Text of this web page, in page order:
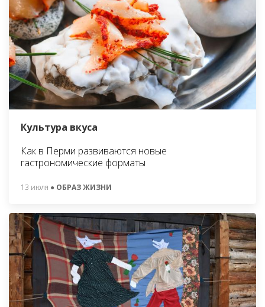
Культура вкуса
Как в Перми развиваются новые
гастрономические форматы
13 июля ● ОБРАЗ ЖИЗНИ